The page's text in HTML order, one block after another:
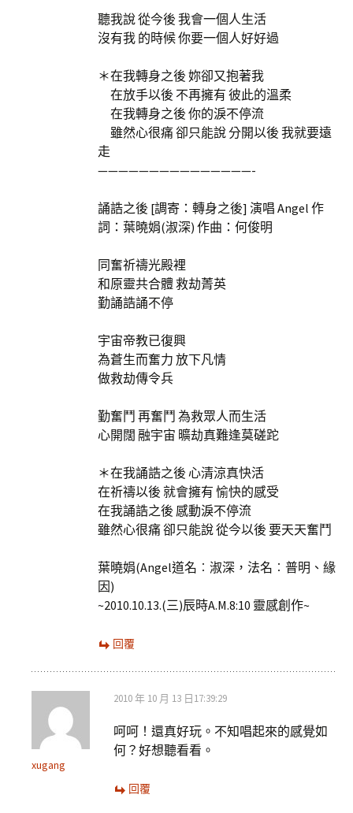
聽我說 從今後 我會一個人生活
沒有我 的時候 你要一個人好好過
＊在我轉身之後 妳卻又抱著我
在放手以後 不再擁有 彼此的溫柔
在我轉身之後 你的淚不停流
雖然心很痛 卻只能說 分開以後 我就要遠
走
———————————————-
誦誥之後 [調寄：轉身之後] 演唱 Angel 作
詞：葉曉娟(淑深) 作曲：何俊明
同奮祈禱光殿裡
和原靈共合體 救劫菁英
勤誦誥誦不停
宇宙帝教已復興
為蒼生而奮力 放下凡情
做救劫傳令兵
勤奮鬥 再奮鬥 為救眾人而生活
心開闊 融宇宙 曠劫真難逢莫磋跎
＊在我誦誥之後 心清涼真快活
在祈禱以後 就會擁有 愉快的感受
在我誦誥之後 感動淚不停流
雖然心很痛 卻只能說 從今以後 要天天奮鬥
葉曉娟(Angel道名︰淑深，法名︰普明、緣
因)
~2010.10.13.(三)辰時A.M.8:10 靈感創作~
回覆
xugang
2010 年 10 月 13 日17:39:29
呵呵！還真好玩。不知唱起來的感覺如
何？好想聽看看。
回覆